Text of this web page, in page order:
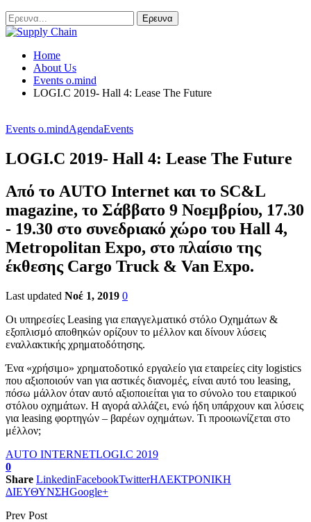
Home
About Us
Events o.mind
LOGI.C 2019- Hall 4: Lease The Future
Events o.mindAgendaEvents
LOGI.C 2019- Hall 4: Lease The Future
Από το AUTO Internet και το SC&L
magazine, το Σάββατο 9 Νοεμβρίου, 17.30
- 19.30 στο συνεδριακό χώρο του Hall 4,
Metropolitan Expo, στο πλαίσιο της
έκθεσης Cargo Truck & Van Expo.
Last updated Νοέ 1, 2019 0
Οι υπηρεσίες Leasing για επαγγελματικό στόλο Οχημάτων &
εξοπλισμό αποθηκών ορίζουν το μέλλον και δίνουν λύσεις
εναλλακτικής χρηματοδότησης.
Ένα «χρήσιμο» χρηματοδοτικό εργαλείο για εταιρείες city logistics
που αξιοποιούν van για αστικές διανομές, είναι αυτό του leasing,
πόσω μάλλον όταν αυτό αξιοποιείται για το σύνολο του εταιρικού
στόλου οχημάτων. Η αγορά αλλάζει, ενώ ήδη υπάρχουν και λύσεις
για leasing φορτηγών – βαρέων οχημάτων. Τι προοιωνίζεται στο
μέλλον;
AUTO INTERNETLOGI.C 2019
0
Share LinkedinFacebookTwitterΗΛΕΚΤΡΟΝΙΚΗ
ΔΙΕΥΘΥΝΣΗGoogle+
Prev Post